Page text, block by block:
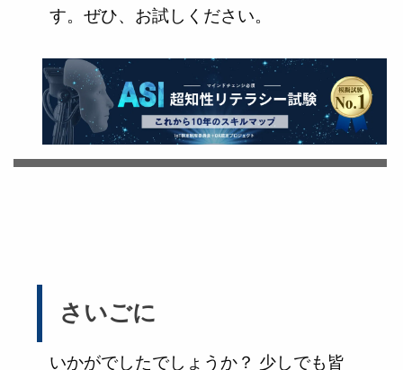
す。ぜひ、お試しください。
さいごに
いかがでしたでしょうか？ 少しでも皆